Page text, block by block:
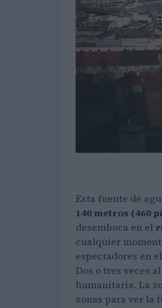
Esta fuente de
140 metros (460
desemboca en el
cualquier
espectadores en
Dos o tres veces
humanitaria. La
zonas para ver la